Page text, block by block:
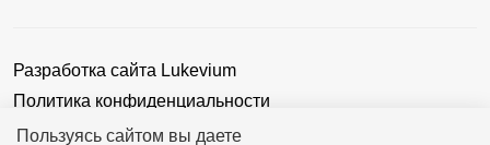
Пользуясь сайтом вы даете
Разработка сайта Lukevium
Политика конфиденциальности
Пользовательское соглашение